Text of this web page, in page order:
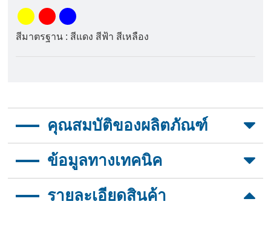
สีมาตรฐาน : สีแดง สีฟ้า สีเหลือง
คุณสมบัติของผลิตภัณฑ์
กาวร้อนละลายโพลีอะมายด์ ประสิทธิภาพกันน้ำที่ดีเยี่ยม
ประสิทธิภาพการยืดหยุ่นดีเยี่ยม ต้านทานความเสียหาย
ทางกล
ข้อมูลทางเทคนิค
คุณสมบัติ
มาตรฐานข้อ
รายละเอียดสินค้า